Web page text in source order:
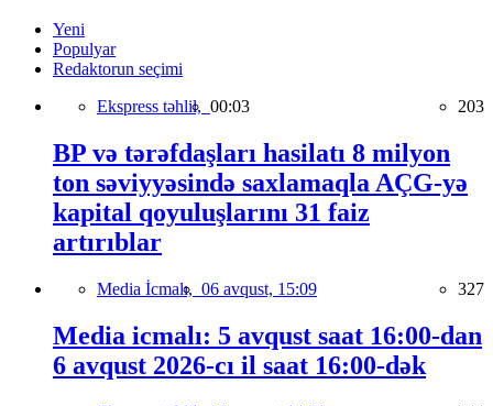
Yeni
Populyar
Redaktorun seçimi
Ekspress təhlil, 00:03 203
BP və tərəfdaşları hasilatı 8 milyon
ton səviyyəsində saxlamaqla AÇG-yə
kapital qoyuluşlarını 31 faiz
artırıblar
Media İcmalı, 06 avqust, 15:09 327
Media icmalı: 5 avqust saat 16:00-dan
6 avqust 2026-cı il saat 16:00-dək